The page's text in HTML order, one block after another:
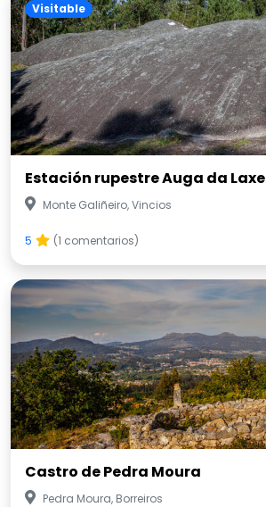
Visitable
Estación rupestre Auga da Laxe
Monte Galiñeiro, Vincios
5 (1 comentarios)
Castro de Pedra Moura
Pedra Moura, Borreiros